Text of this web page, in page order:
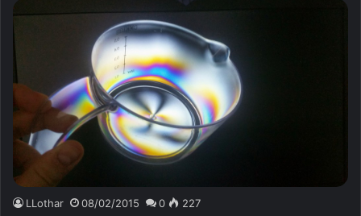
LLothar 08/02/2015 0 227